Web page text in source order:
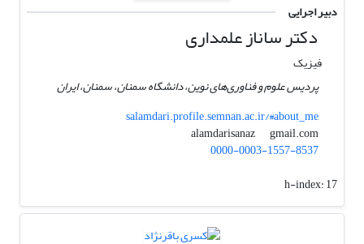
دبیر اجرایی
دکتر ساناز علمداری
فیزیک
پردیس علوم و فناوری‌های نوین، دانشگاه سمنان، سمنان، ایران
salamdari.profile.semnan.ac.ir/#about_me
alamdarisanaz
gmail.com
0000-0003-1557-8537
h-index:17